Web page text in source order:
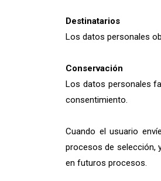
Destinatarios
Los datos personales
Conservación
Los datos personales
consentimiento.
Cuando el usuario
procesos de selección,
en futuros procesos.